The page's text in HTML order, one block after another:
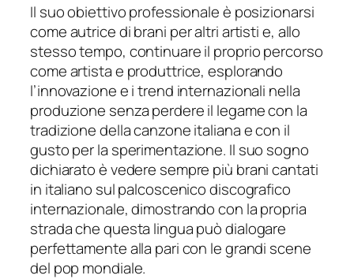
Il suo obiettivo professionale è posizionarsi
come autrice di brani per altri artisti e, allo
stesso tempo, continuare il proprio percorso
come artista e produttrice, esplorando
l’innovazione e i trend internazionali nella
produzione senza perdere il legame con la
tradizione della canzone italiana e con il
gusto per la sperimentazione. Il suo sogno
dichiarato è vedere sempre più brani cantati
in italiano sul palcoscenico discografico
internazionale, dimostrando con la propria
strada che questa lingua può dialogare
perfettamente alla pari con le grandi scene
del pop mondiale.